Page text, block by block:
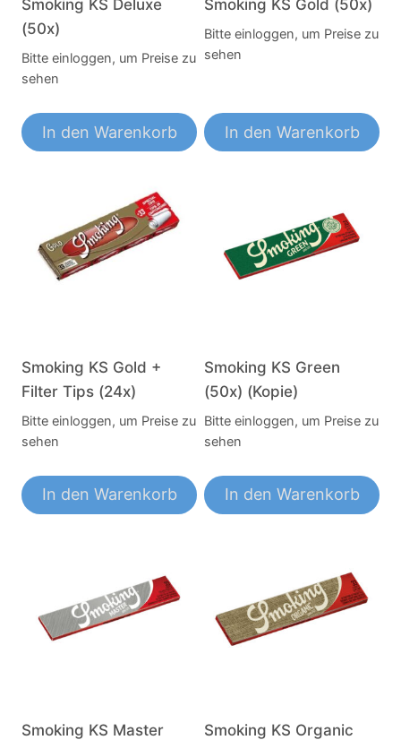
Smoking KS Deluxe
(50x)
Bitte einloggen, um Preise zu
sehen
In den Warenkorb
Smoking KS Gold (50x)
Bitte einloggen, um Preise zu
sehen
In den Warenkorb
Smoking KS Gold +
Filter Tips (24x)
Bitte einloggen, um Preise zu
sehen
In den Warenkorb
Smoking KS Green
(50x) (Kopie)
Bitte einloggen, um Preise zu
sehen
In den Warenkorb
Smoking KS Master
Smoking KS Organic